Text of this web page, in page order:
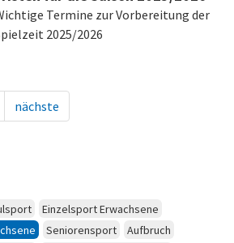
Termine zur Vorbereitung der
2025/2026
nächste
Einzelsport Erwachsene
Seniorensport
Aufbruch